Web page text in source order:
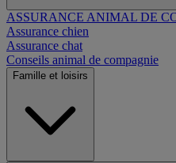
ASSURANCE ANIMAL DE
Assurance chien
Assurance chat
Conseils animal de compagnie
Famille et loisirs